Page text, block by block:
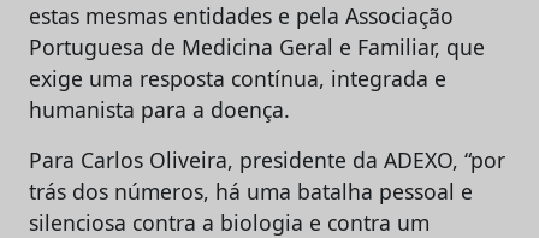
estas mesmas entidades e pela Associação
Portuguesa de Medicina Geral e Familiar, que
exige uma resposta contínua, integrada e
humanista para a doença.
Para Carlos Oliveira, presidente da ADEXO, “por
trás dos números, há uma batalha pessoal e
silenciosa contra a biologia e contra um